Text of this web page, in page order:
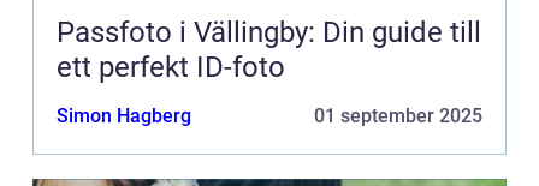
Passfoto i Vällingby: Din guide till
ett perfekt ID-foto
Simon Hagberg 01 september 2025